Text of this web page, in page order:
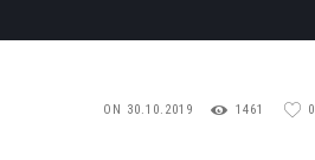
ON 30.10.2019 1461 0